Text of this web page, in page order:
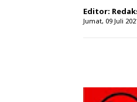
Editor:
Jumat, 09 Juli